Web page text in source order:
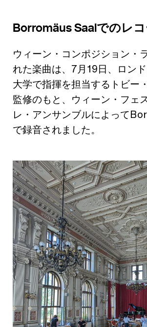
Borromäus Saalでのレ
ウィーン・コンポジション・
れた楽曲は、7月19日、ロン
大学で指揮を担当するトビー
監修のもと、ウィーン・フェ
レ・アンサンブルによって
で録音されました。